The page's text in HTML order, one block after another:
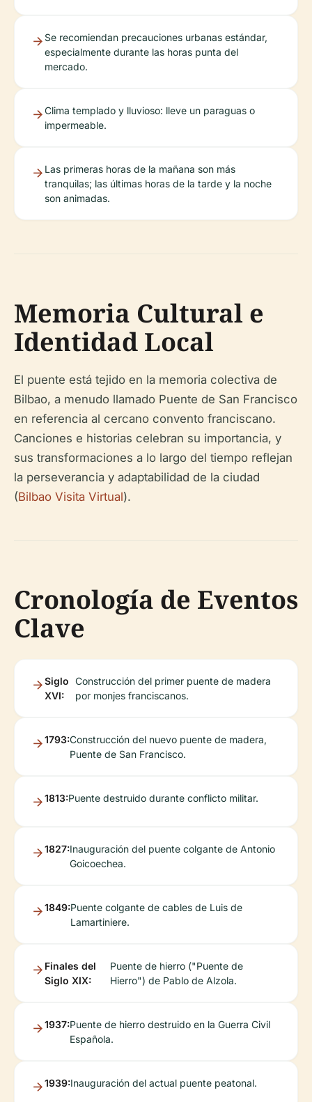
Se recomiendan precauciones urbanas estándar,
especialmente durante las horas punta del
mercado.
Clima templado y lluvioso: lleve un paraguas o
impermeable.
Las primeras horas de la mañana son más
tranquilas; las últimas horas de la tarde y la noche
son animadas.
Memoria Cultural e
Identidad Local
El puente está tejido en la memoria colectiva de
Bilbao, a menudo llamado Puente de San Francisco
en referencia al cercano convento franciscano.
Canciones e historias celebran su importancia, y
sus transformaciones a lo largo del tiempo reflejan
la perseverancia y adaptabilidad de la ciudad
(Bilbao Visita Virtual).
Cronología de Eventos
Clave
Siglo
XVI:
Construcción del primer puente de madera
por monjes franciscanos.
1793:Construcción del nuevo puente de madera,
Puente de San Francisco.
1813:Puente destruido durante conflicto militar.
1827:Inauguración del puente colgante de Antonio
Goicoechea.
1849:Puente colgante de cables de Luis de
Lamartiniere.
Finales del
Siglo XIX:
Puente de hierro ("Puente de
Hierro") de Pablo de Alzola.
1937:Puente de hierro destruido en la Guerra Civil
Española.
1939:Inauguración del actual puente peatonal.